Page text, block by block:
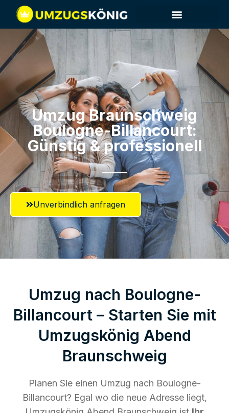
Umzug Braunschweig​
Boulogne-Billancourt:
Günstig & professionell​
Unverbindlich anfragen
Umzug nach Boulogne-
Billancourt – Starten Sie mit
Umzugskönig Abend
Braunschweig
Planen Sie einen Umzug nach Boulogne-
Billancourt? Egal wo die neue Adresse liegt,